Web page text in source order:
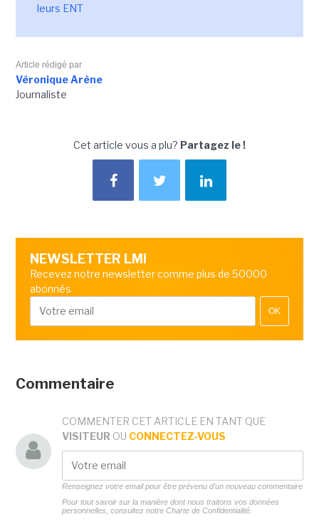
leurs ENT
Article rédigé par
Véronique Arène
Journaliste
Cet article vous a plu? Partagez le !
NEWSLETTER LMI
Recevez notre newsletter comme plus de 50000
abonnés
OK
Commentaire
COMMENTER CET ARTICLE EN TANT QUE
VISITEUR OU CONNECTEZ-VOUS
Renseignez votre email pour être prévenu d'un nouveau commentaire
Pour tout savoir sur la manière dont nous traitons vos données
personnelles, consultez notre Charte de Confidentialité.